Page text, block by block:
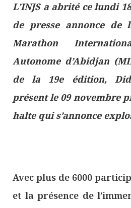
L’INJS a abrité ce lundi
de presse annonce de
Marathon
Autonome d’Abidjan
de la 19e édition,
présent le 09 novembre
halte qui s’annonce
Avec plus de 6000
et la présence de